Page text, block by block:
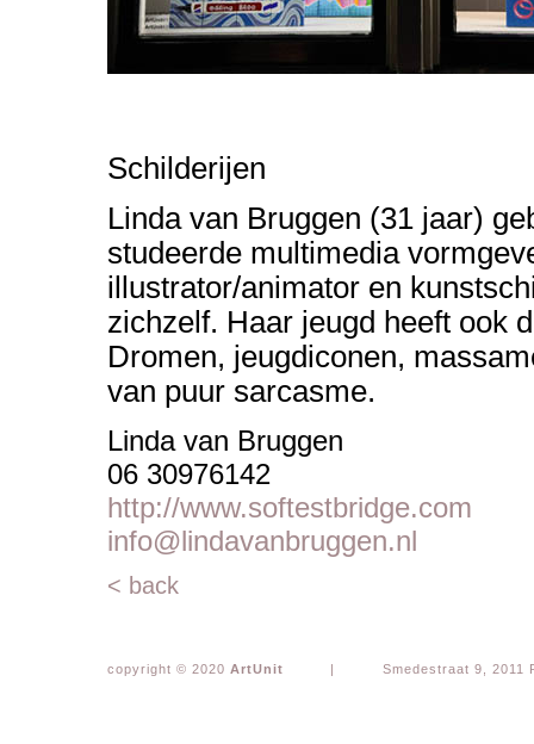
Schilderijen
Linda van Bruggen (31 jaar)
studeerde multimedia
illustrator/animator en
zichzelf. Haar jeugd heeft ook
Dromen, jeugdiconen,
van puur sarcasme.
Linda van Bruggen
06 30976142
http://www.softestbridge.com
info@lindavanbruggen.nl
< back
copyright © 2020 ArtUnit | Smedestraat 9, 2011